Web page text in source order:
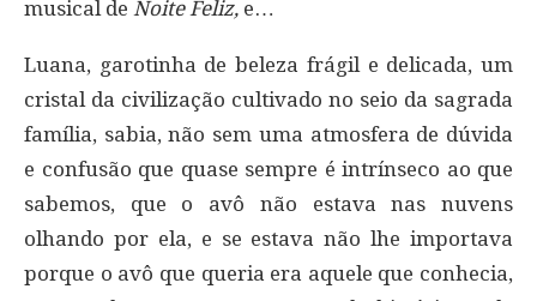
musical de Noite Feliz, e…
Luana, garotinha de beleza frágil e delicada, um
cristal da civilização cultivado no seio da sagrada
família, sabia, não sem uma atmosfera de dúvida
e confusão que quase sempre é intrínseco ao que
sabemos, que o avô não estava nas nuvens
olhando por ela, e se estava não lhe importava
porque o avô que queria era aquele que conhecia,